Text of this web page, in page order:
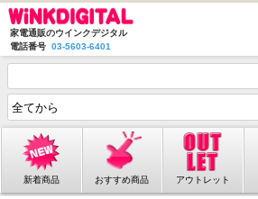
家電通販のウインクデジタル
電話番号 03-5603-6401
新着商品 おすすめ商品 アウトレット